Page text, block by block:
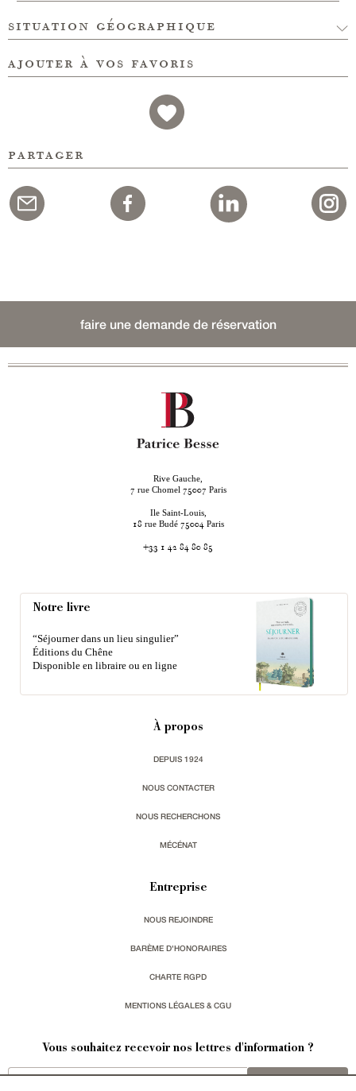
situation géographique
ajouter à vos favoris
partager
faire une demande de réservation
Rive Gauche,
7 rue Chomel 75007 Paris
Ile Saint-Louis,
18 rue Budé 75004 Paris
+33 1 42 84 80 85
Notre livre
“Séjourner dans un lieu singulier”
Éditions du Chêne
Disponible en libraire ou en ligne
À propos
DEPUIS 1924
NOUS CONTACTER
NOUS RECHERCHONS
MÉCÉNAT
Entreprise
NOUS REJOINDRE
BARÈME D'HONORAIRES
CHARTE RGPD
MENTIONS LÉGALES & CGU
Vous souhaitez recevoir nos lettres d'information ?